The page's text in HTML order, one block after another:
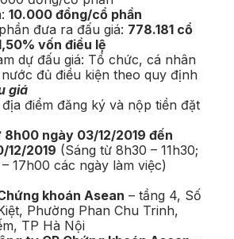
10.000 đồng/cổ phần
đưa ra đấu giá: 778.181 cổ
vốn điều lệ
dự đấu giá: Tổ chức, cá nhân
đủ điều kiện theo quy định
giá
điểm đăng ký và nộp tiền đặt
8h00 ngày 03/12/2019 đến
12/2019 (Sáng từ 8h30 – 11h30;
17h00 các ngày làm việc)
khoán Asean – tầng 4, Số
Phường Phan Chu Trinh,
TP Hà Nội